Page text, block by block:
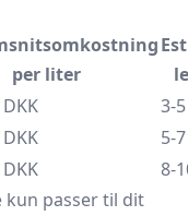
per liter
3-
5-
8-
passer til dit